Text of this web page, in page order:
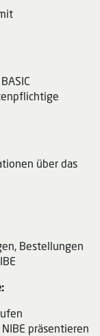
über das
Bestellungen
präsentieren